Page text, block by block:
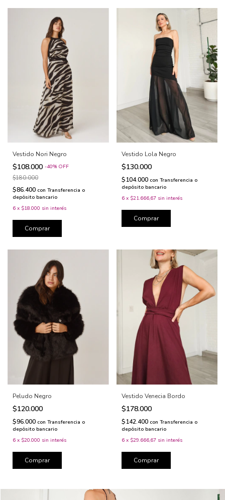
Vestido Nori Negro
$108.000 -40% OFF
$180.000
$86.400 con Transferencia o
depósito bancario
6 x $18.000 sin interés
Comprar
Vestido Lola Negro
$130.000
$104.000 con Transferencia o
depósito bancario
6 x $21.666,67 sin interés
Comprar
Peludo Negro
$120.000
$96.000 con Transferencia o
depósito bancario
6 x $20.000 sin interés
Comprar
Vestido Venecia Bordo
$178.000
$142.400 con Transferencia o
depósito bancario
6 x $29.666,67 sin interés
Comprar